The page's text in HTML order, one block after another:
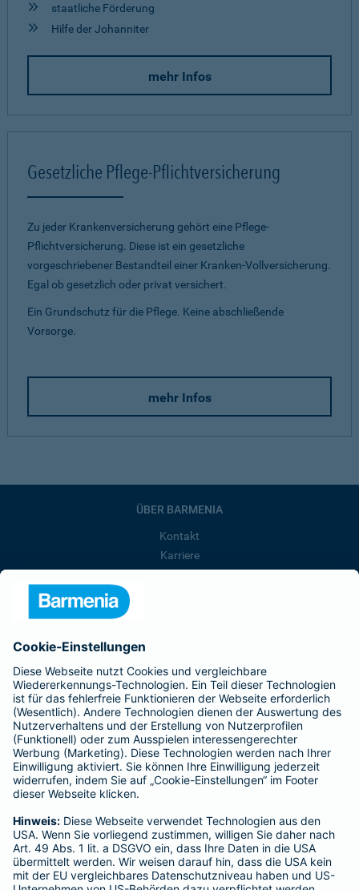
staatliche Förderung
Hilfe der Johanniter
mehr Infos
Gesetzliche Pflege-Pflichtversicherung
Zu jeder Krankenversicherung gehört eine Pflege-
Pflichtversicherung. Diese ist ein gesetzliche
vorgeschriebener Bestandteil einer Kranken-Vollversicherung.
Egal ob gesetzlich oder privat versichert.
Ein Grundschutz für die Pflege. Keine abschließende
Vorsorge.
mehr Infos
ÜBER BARMENIA
Kontakt
Karriere
Barmenia ist Teil der BarmeniaGothaer
BELIEBTE SEITEN
Kranken-Zusatzversicherung
Tierversicherungen
Haftpflichtversicherung
Hausratversicherung
Adresse ändern
Schaden melden
Kilometerstandsmeldung